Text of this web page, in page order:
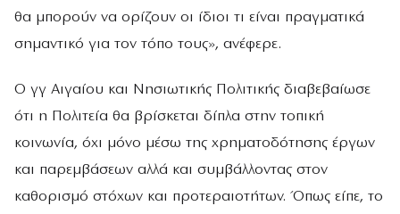
θα μπορούν να ορίζουν οι ίδιοι τι είναι πραγματικά
σημαντικό για τον τόπο τους», ανέφερε.
Ο γγ Αιγαίου και Νησιωτικής Πολιτικής διαβεβαίωσε
ότι η Πολιτεία θα βρίσκεται δίπλα στην τοπική
κοινωνία, όχι μόνο μέσω της χρηματοδότησης έργων
και παρεμβάσεων αλλά και συμβάλλοντας στον
καθορισμό στόχων και προτεραιοτήτων. Όπως είπε, το